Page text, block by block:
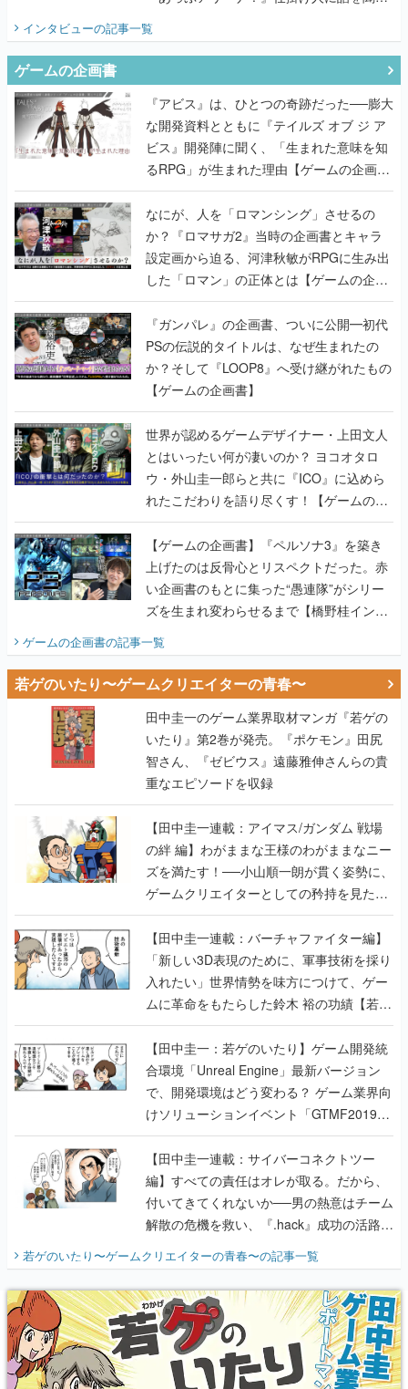
てみた
インタビューの記事一覧
ゲームの企画書
『アビス』は、ひとつの奇跡だった──膨大
な開発資料とともに『テイルズ オブ ジ ア
ビス』開発陣に聞く、「生まれた意味を知
るRPG」が生まれた理由【ゲームの企画
書】
なにが、人を「ロマンシング」させるの
か？『ロマサガ2』当時の企画書とキャラ
設定画から迫る、河津秋敏がRPGに生み出
した「ロマン」の正体とは【ゲームの企画
書】
『ガンパレ』の企画書、ついに公開━初代
PSの伝説的タイトルは、なぜ生まれたの
か？そして『LOOP8』へ受け継がれたもの
【ゲームの企画書】
世界が認めるゲームデザイナー・上田文人
とはいったい何が凄いのか？ ヨコオタロ
ウ・外山圭一郎らと共に『ICO』に込めら
れたこだわりを語り尽くす！【ゲームの企
画書】
【ゲームの企画書】『ペルソナ3』を築き
上げたのは反骨心とリスペクトだった。赤
い企画書のもとに集った“愚連隊”がシリー
ズを生まれ変わらせるまで【橋野桂インタ
ビュー】
ゲームの企画書の記事一覧
若ゲのいたり〜ゲームクリエイターの青春〜
田中圭一のゲーム業界取材マンガ『若ゲの
いたり』第2巻が発売。『ポケモン』田尻
智さん、『ゼビウス』遠藤雅伸さんらの貴
重なエピソードを収録
【田中圭一連載：アイマス/ガンダム 戦場
の絆 編】わがままな王様のわがままなニー
ズを満たす！──小山順一朗が貫く姿勢に、
ゲームクリエイターとしての矜持を見た
【若ゲのいたり最終回】
【田中圭一連載：バーチャファイター編】
「新しい3D表現のために、軍事技術を採り
入れたい」世界情勢を味方につけて、ゲー
ムに革命をもたらした鈴木 裕の功績【若ゲ
のいたり】
【田中圭一：若ゲのいたり】ゲーム開発統
合環境「Unreal Engine」最新バージョン
で、開発環境はどう変わる？ ゲーム業界向
けソリューションイベント「GTMF2019」
に行って、より理解を深めよう【PR】
【田中圭一連載：サイバーコネクトツー
編】すべての責任はオレが取る。だから、
付いてきてくれないか──男の熱意はチーム
解散の危機を救い、『.hack』成功の活路を
開く。業界の快男児・松山 洋に流れる血は
『少年ジャンプ』色だった【若ゲのいた
り】
若ゲのいたり〜ゲームクリエイターの青春〜の記事一覧